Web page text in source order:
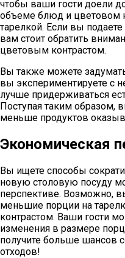
чтобы ваши гости доели
объеме блюд и цветовом
тарелкой. Если вы
вам стоит обратить
цветовым контрастом.
Вы также можете
вы экспериментируете с
лучше придерживаться
Поступая таким образом,
меньше продуктов
Экономическая
Вы ищете способы
новую столовую посуду
перспективе. Возможно,
меньшие порции на
контрастом. Ваши гости
изменения в размере
получите больше шансов
отходов!